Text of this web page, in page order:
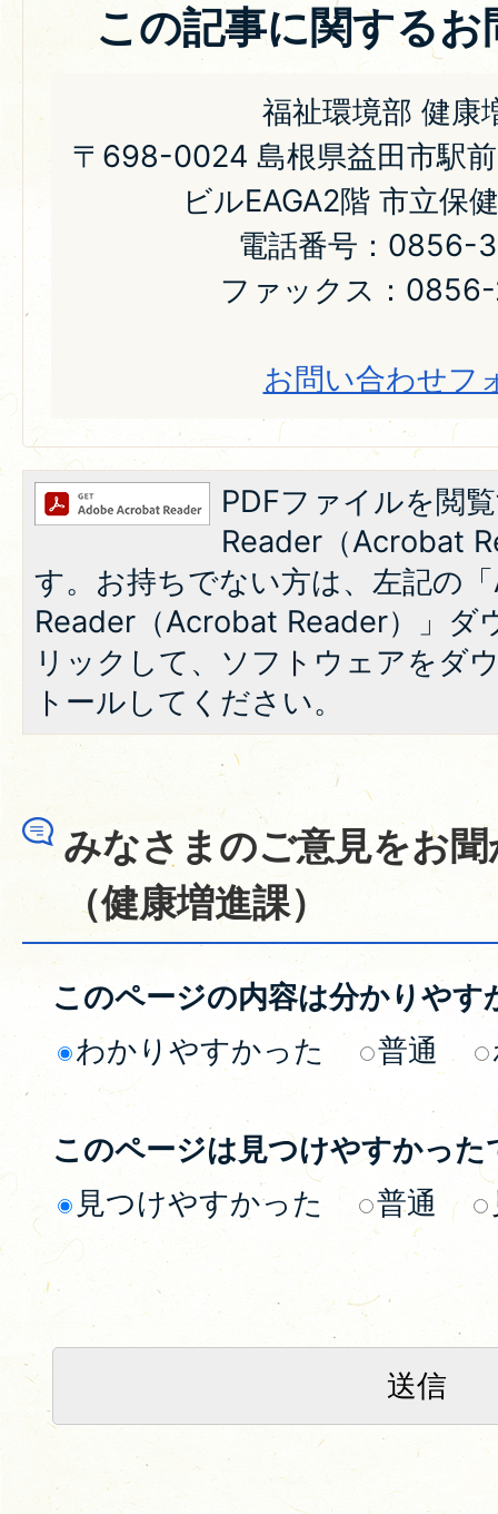
この記事に関する
福祉環境部 健康
〒698-0024 島根県益田市駅
ビルEAGA2階 市立保
電話番号：0856-
ファックス：
お問い合わせフ
PDFファイルを閲
Reader（Acrobat
す。お持ちでない方は、左記の
Reader（Acrobat Reader）」ダ
リックして、ソフトウェアをダ
トールしてください。
みなさまのご意見をお
（健康増進課）
このページの内容は分かりやす
わかりやすかった
普通
このページは見つけやすかった
見つけやすかった
普通